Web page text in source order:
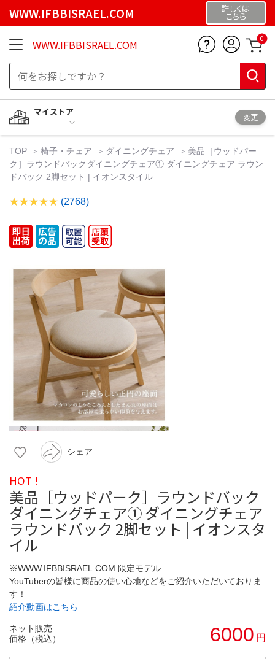
WWW.IFBBISRAEL.COM 詳しくは
こちら
WWW.IFBBISRAEL.COM 0
マイストア
変更
TOP 椅子・チェア ダイニングチェア
美品［ウッドパー
ク］ラウンドバックダイニングチェア① ダイニングチェア ラウン
ドバック 2脚セット | イオンスタイル
(2768)
シェア
HOT !
美品［ウッドパーク］ラウンドバック
ダイニングチェア① ダイニングチェア
ラウンドバック 2脚セット | イオンスタ
イル
※WWW.IFBBISRAEL.COM 限定モデル
YouTuberの皆様に商品の使い心地などをご紹介いただいておりま
す！
紹介動画はこちら
ネット販売
価格（税込）
6000 円